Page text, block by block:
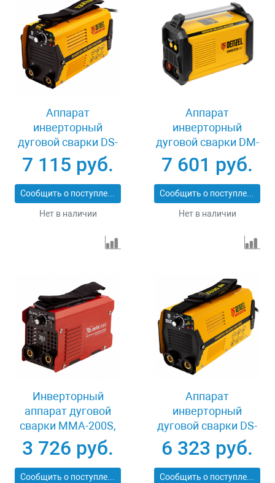
Аппарат
инверторный
дуговой сварки DS-
200 Compact, 200 А,
ПВ 70% Denzel 94373
7 115 руб.
Сообщить о поступлении
Нет в наличии
Аппарат
инверторный
дуговой сварки DM-
180 Standart, 180 А,
ПВ 60% Denzel 94324
7 601 руб.
Сообщить о поступлении
Нет в наличии
Инверторный
аппарат дуговой
сварки MMA-200S,
200 А, ПВ60% MTX
94391
3 726 руб.
Сообщить о поступлении
Аппарат
инверторный
дуговой сварки DS-
180 Compact, 180 А,
ПВ 70% Denzel 94372
6 323 руб.
Сообщить о поступлении